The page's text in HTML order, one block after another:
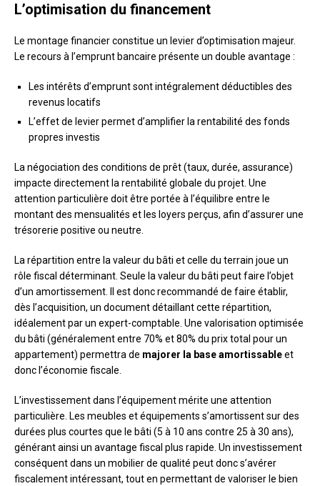
L’optimisation du financement
Le montage financier constitue un levier d’optimisation majeur.
Le recours à l’emprunt bancaire présente un double avantage :
Les intérêts d’emprunt sont intégralement déductibles des
revenus locatifs
L’effet de levier permet d’amplifier la rentabilité des fonds
propres investis
La négociation des conditions de prêt (taux, durée, assurance)
impacte directement la rentabilité globale du projet. Une
attention particulière doit être portée à l’équilibre entre le
montant des mensualités et les loyers perçus, afin d’assurer une
trésorerie positive ou neutre.
La répartition entre la valeur du bâti et celle du terrain joue un
rôle fiscal déterminant. Seule la valeur du bâti peut faire l’objet
d’un amortissement. Il est donc recommandé de faire établir,
dès l’acquisition, un document détaillant cette répartition,
idéalement par un expert-comptable. Une valorisation optimisée
du bâti (généralement entre 70% et 80% du prix total pour un
appartement) permettra de majorer la base amortissableet
donc l’économie fiscale.
L’investissement dans l’équipement mérite une attention
particulière. Les meubles et équipements s’amortissent sur des
durées plus courtes que le bâti (5 à 10 ans contre 25 à 30 ans),
générant ainsi un avantage fiscal plus rapide. Un investissement
conséquent dans un mobilier de qualité peut donc s’avérer
fiscalement intéressant, tout en permettant de valoriser le bien